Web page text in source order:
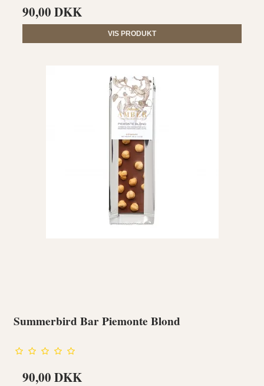
90,00 DKK
VIS PRODUKT
Summerbird Bar Piemonte Blond
90,00 DKK